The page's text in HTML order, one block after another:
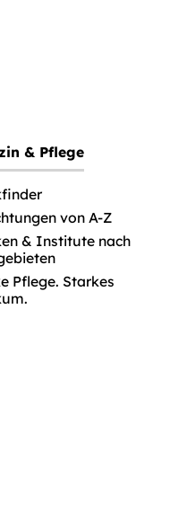
& Pflege
von A-Z
& Institute nach
Pflege. Starkes